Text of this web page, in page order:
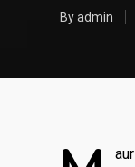
Byadmin